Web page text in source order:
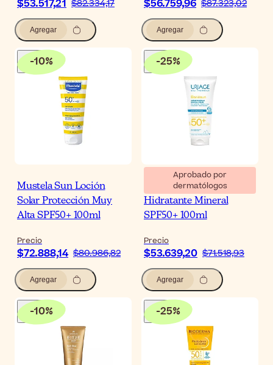
$53.517,21 $82.334,17
Agregar
$56.759,96 $87.323,02
Agregar
-10%
Mustela Sun Loción
Solar Protección Muy
Alta SPF50+ 100ml
Precio
$72.888,14 $80.986,82
Agregar
-25%
Aprobado por
dermatólogos
Uriage Bariésun Crema
Hidratante Mineral
SPF50+ 100ml
Precio
$53.639,20 $71.518,93
Agregar
-10% -25%